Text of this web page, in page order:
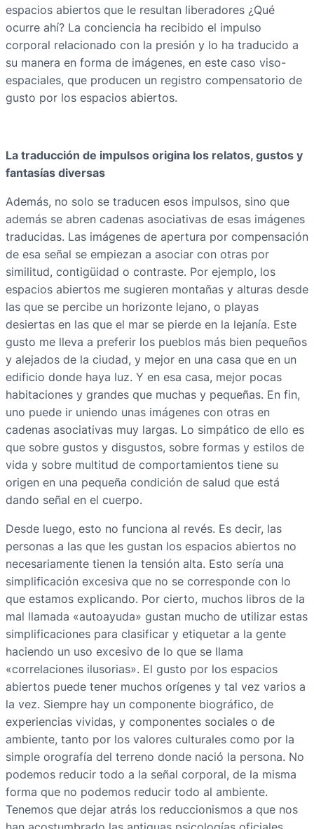
espacios abiertos que le resultan liberadores ¿Qué
ocurre ahí? La conciencia ha recibido el impulso
corporal relacionado con la presión y lo ha traducido a
su manera en forma de imágenes, en este caso viso-
espaciales, que producen un registro compensatorio de
gusto por los espacios abiertos.
La traducción de impulsos origina los relatos, gustos y
fantasías diversas
Además, no solo se traducen esos impulsos, sino que
además se abren cadenas asociativas de esas imágenes
traducidas. Las imágenes de apertura por compensación
de esa señal se empiezan a asociar con otras por
similitud, contigüidad o contraste. Por ejemplo, los
espacios abiertos me sugieren montañas y alturas desde
las que se percibe un horizonte lejano, o playas
desiertas en las que el mar se pierde en la lejanía. Este
gusto me lleva a preferir los pueblos más bien pequeños
y alejados de la ciudad, y mejor en una casa que en un
edificio donde haya luz. Y en esa casa, mejor pocas
habitaciones y grandes que muchas y pequeñas. En fin,
uno puede ir uniendo unas imágenes con otras en
cadenas asociativas muy largas. Lo simpático de ello es
que sobre gustos y disgustos, sobre formas y estilos de
vida y sobre multitud de comportamientos tiene su
origen en una pequeña condición de salud que está
dando señal en el cuerpo.
Desde luego, esto no funciona al revés. Es decir, las
personas a las que les gustan los espacios abiertos no
necesariamente tienen la tensión alta. Esto sería una
simplificación excesiva que no se corresponde con lo
que estamos explicando. Por cierto, muchos libros de la
mal llamada «autoayuda» gustan mucho de utilizar estas
simplificaciones para clasificar y etiquetar a la gente
haciendo un uso excesivo de lo que se llama
«correlaciones ilusorias». El gusto por los espacios
abiertos puede tener muchos orígenes y tal vez varios a
la vez. Siempre hay un componente biográfico, de
experiencias vividas, y componentes sociales o de
ambiente, tanto por los valores culturales como por la
simple orografía del terreno donde nació la persona. No
podemos reducir todo a la señal corporal, de la misma
forma que no podemos reducir todo al ambiente.
Tenemos que dejar atrás los reduccionismos a que nos